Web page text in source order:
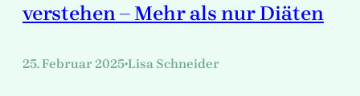
verstehen – Mehr als nur Diäten
25. Februar 2025•Lisa Schneider